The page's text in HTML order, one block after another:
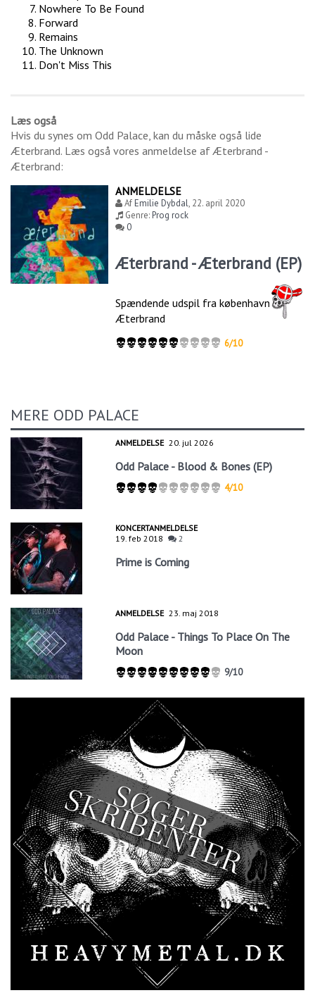
Nowhere To Be Found
Forward
Remains
The Unknown
Don't Miss This
Læs også
Hvis du synes om Odd Palace, kan du måske også lide
Æterbrand. Læs også vores anmeldelse afÆterbrand -
Æterbrand:
ANMELDELSE
AfEmilie Dybdal, 22. april 2020
Genre:Prog rock
0
Æterbrand - Æterbrand (EP)
Spændende udspil fra københavnske
Æterbrand
6/10
MERE ODD PALACE
ANMELDELSE 20. jul 2026
Odd Palace - Blood & Bones (EP)
4/10
KONCERTANMELDELSE
19. feb 2018
2
Prime is Coming
ANMELDELSE 23. maj 2018
Odd Palace - Things To Place On The
Moon
9/10